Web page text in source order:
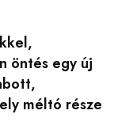
öntés egy új
méltó része